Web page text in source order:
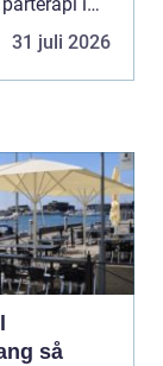
31 juli 2026
så